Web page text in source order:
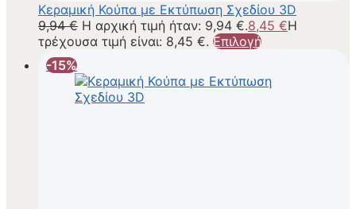
Κεραμική Κούπα με Εκτύπωση Σχεδίου 3D
9,94€ Η αρχική τιμή ήταν: 9,94 €.8,45 €Η
τρέχουσα τιμή είναι: 8,45 €. Επιλογή
-15%